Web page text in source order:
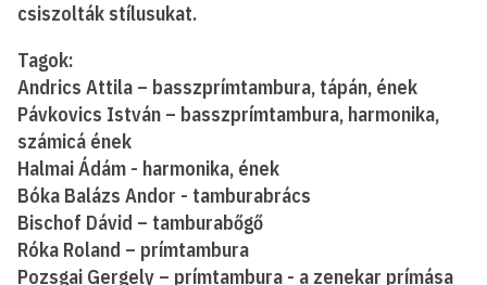
csiszolták stílusukat.
Tagok:
Andrics Attila – basszprímtambura, tápán, ének
Pávkovics István – basszprímtambura, harmonika,
számicá ének
Halmai Ádám - harmonika, ének
Bóka Balázs Andor - tamburabrács
Bischof Dávid – tamburabőgő
Róka Roland – prímtambura
Pozsgai Gergely – prímtambura - a zenekar prímása